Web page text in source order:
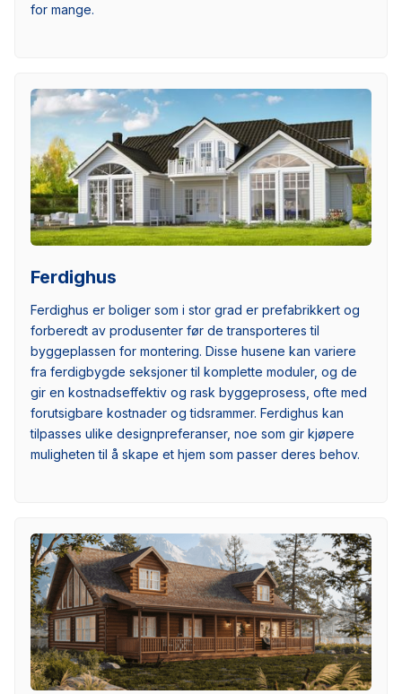
for mange.
Ferdighus
Ferdighus er boliger som i stor grad er prefabrikkert og
forberedt av produsenter før de transporteres til
byggeplassen for montering. Disse husene kan variere
fra ferdigbygde seksjoner til komplette moduler, og de
gir en kostnadseffektiv og rask byggeprosess, ofte med
forutsigbare kostnader og tidsrammer. Ferdighus kan
tilpasses ulike designpreferanser, noe som gir kjøpere
muligheten til å skape et hjem som passer deres behov.